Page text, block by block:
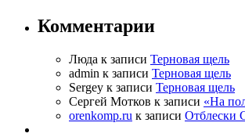
Комментарии
Люда к записи Терновая щель
admin к записи Терновая щель
Sergey к записи Терновая щель
Сергей Мотков к записи «На
orenkomp.ru к записи Отблески